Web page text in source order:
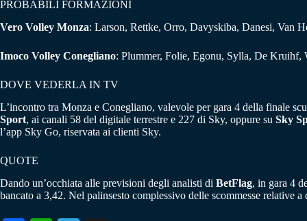
PROBABILI FORMAZIONI
Vero Volley Monza: Larson, Rettke, Orro, Davyskiba, Danesi, Van
Imoco Volley Conegliano: Plummer, Folie, Egonu, Sylla, De
DOVE VEDERLA IN TV
L’incontro tra Monza e Conegliano, valevole per gara 4 della finale
Sport, ai canali 58 del digitale terrestre e 227 di Sky, oppure su Sky
l’app Sky Go, riservata ai clienti Sky.
QUOTE
Dando un’occhiata alle previsioni degli analisti di BetFlag, in gara 4
bancato a 3,42. Nel palinsesto complessivo delle scommesse